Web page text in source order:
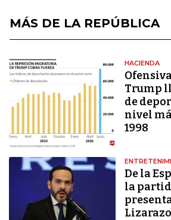
MÁS DE LA REPÚBLICA
HACIENDA
Trump
de
nivel
1998
De la
la
Lizarazo